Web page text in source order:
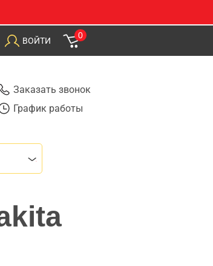
ВОЙТИ
0
Заказать звонок
График работы